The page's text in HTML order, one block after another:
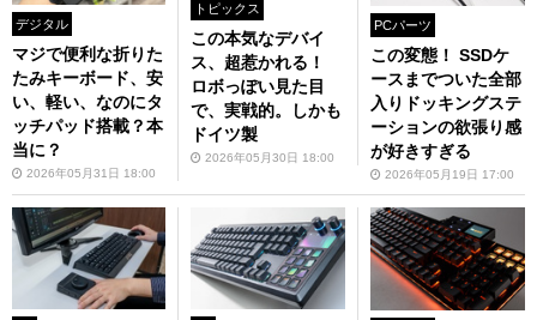
デジタル
マジで便利な折りた
たみキーボード、安
い、軽い、なのにタ
ッチパッド搭載？本
当に？
2026年05月31日 18:00
トピックス
この本気なデバイ
ス、超惹かれる！
ロボっぽい見た目
で、実戦的。しかも
ドイツ製
2026年05月30日 18:00
PCパーツ
この変態！ SSDケ
ースまでついた全部
入りドッキングステ
ーションの欲張り感
が好きすぎる
2026年05月19日 17:00